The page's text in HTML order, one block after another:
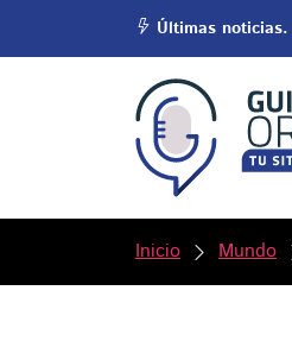
Últimas noticias.
Inicio Mundo